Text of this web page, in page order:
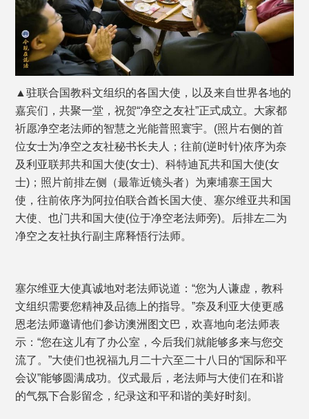
▲驻联合国教科文组织的各国大使，以及来自世界各地的
嘉宾们，共聚一堂，祝贺“净空之友社”正式成立。大家都
祈愿净空老法师的智慧之光能普照寰宇。(照片右侧的首
位女士为净空之友社秘书长夫人；往前(逆时针)依序为奈
及利亚联邦共和国大使(女士)、科特迪瓦共和国大使(女
士)；照片前排左侧（最靠近镜头者）为柬埔寨王国大
使，往前依序为阿拉伯联合酋长国大使、塞尔维亚共和国
大使、也门共和国大使(位于净空老法师旁)。后排左二为
净空之友社执行副主席释悟行法师。
塞尔维亚大使真诚地对老法师说道：“您为人谦虚，教科
文组织需要您精神及品德上的指导。”奈及利亚大使更感
恩老法师邀请他们参访澳洲图文巴，欢喜地向老法师表
示：“您在这儿有了办公室，今后我们就能够多来与您交
流了。”大使们也祝福九月二十六至二十八日的“国际和平
会议”能够圆满成功。仪式最后，老法师与大使们在和谐
的气氛下合影留念，纪录这和平和谐的美好时刻。